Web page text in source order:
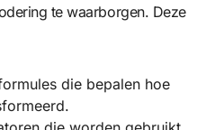
te waarborgen. Deze
die bepalen hoe